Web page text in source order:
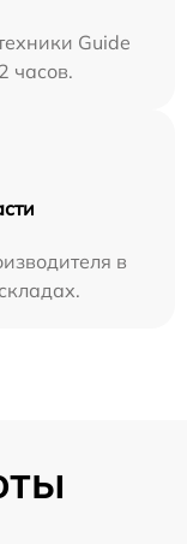
Guide
часов.
в